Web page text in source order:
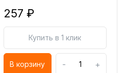
257 ₽
Купить в 1 клик
В корзину - +